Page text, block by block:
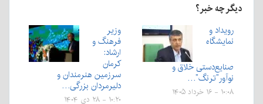
دیگر چه خبر؟
رویداد و
نمایشگاه
صنایع‌دستی خلاق و
نوآور”ترنگ”…
۱۰:۰۸ - ۱۶ خرداد ۱۴۰۵
وزیر
فرهنگ و
ارشاد:
کرمان
سرزمین هنرمندان و
دلیرمردان بزرگی…
۱۰:۲۰ - ۲۸ دی ۱۴۰۴